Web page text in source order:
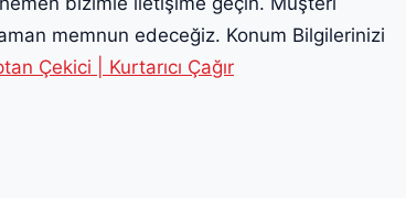
memnun edeceğiz. Konum Bilgilerinizi
Çekici | Kurtarıcı Çağır